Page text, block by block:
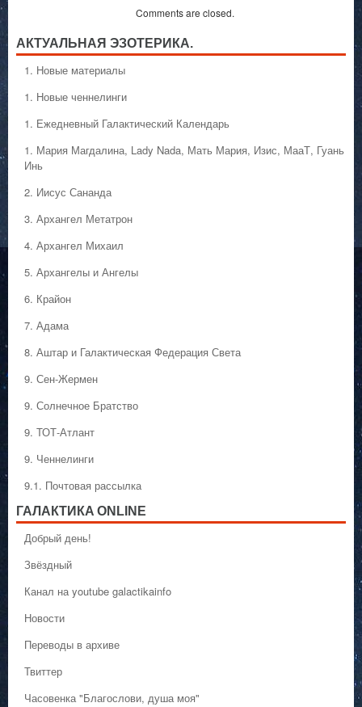
Comments are closed.
АКТУАЛЬНАЯ ЭЗОТЕРИКА.
1. Hовые материалы
1. Hовые ченнелинги
1. Ежедневный Галактический Календарь
1. Мария Магдалина, Lady Nada, Мать Мария, Изис, МааТ, Гуань
Инь
2. Иисус Сананда
3. Архангел Метатрон
4. Архангел Михаил
5. Архангелы и Ангелы
6. Крайон
7. Адама
8. Аштар и Галактическая Федерация Света
9. Сен-Жермен
9. Солнечное Братство
9. ТОТ-Атлант
9. Ченнелинги
9.1. Почтовая рассылка
ГАЛАКТИКA ONLINE
Добрый день!
Звёздный
Канал на youtube galactikainfo
Новости
Переводы в архиве
Твиттер
Часовенка "Благослови, душа моя"